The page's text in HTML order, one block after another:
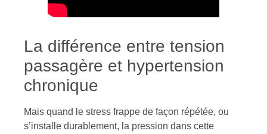
La différence entre tension
passagère et hypertension
chronique
Mais quand le stress frappe de façon répétée, ou
s’installe durablement, la pression dans cette